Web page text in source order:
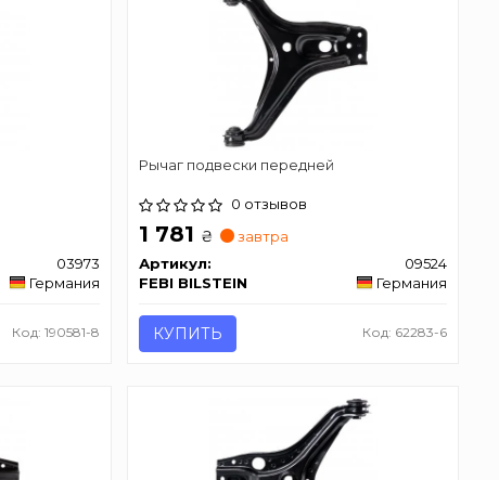
03973
Германия
Код: 190581-8
Рычаг подвески передней
0 отзывов
1 781 ₴
завтра
Артикул:
09524
FEBI BILSTEIN
Германия
КУПИТЬ Код: 62283-6